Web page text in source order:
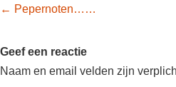
Post
← Pepernoten……
Geef een reactie
Naam en email velden zijn